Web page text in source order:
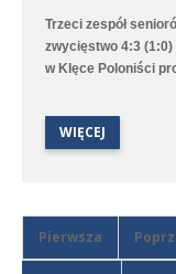
Trzeci zespół
zwycięstwo 4:3 (1:0)
w Klęce Poloniści
Oleksii Steblin oraz
WIĘCEJ
Pierwsza